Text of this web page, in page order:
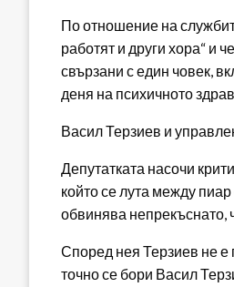
По отношение на
работят и други хора“ и
свързани с един човек,
деня на психичното
Васил Терзиев и
Депутатката насочи
който се лута между
обвинява непрекъснато,
Според нея Терзиев не е
точно се бори Васил